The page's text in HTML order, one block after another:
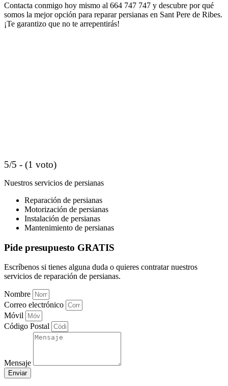
Contacta conmigo hoy mismo al 664 747 747 y descubre por qué
somos la mejor opción para reparar persianas en Sant Pere de Ribes.
¡Te garantizo que no te arrepentirás!
5/5 - (1 voto)
Nuestros servicios de persianas
Reparación de persianas
Motorización de persianas
Instalación de persianas
Mantenimiento de persianas
Pide presupuesto GRATIS
Escríbenos si tienes alguna duda o quieres contratar nuestros
servicios de reparación de persianas.
Nombre
Correo electrónico
Móvil
Código Postal
Mensaje
Enviar